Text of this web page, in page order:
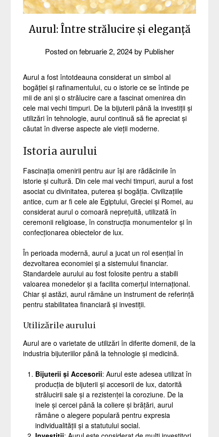
Aurul: Între strălucire și eleganță
Posted onfebruarie 2, 2024by Publisher
Aurul a fost întotdeauna considerat un simbol al
bogăției și rafinamentului, cu o istorie ce se întinde pe
mii de ani și o strălucire care a fascinat omenirea din
cele mai vechi timpuri. De la bijuterii până la investiții și
utilizări în tehnologie, aurul continuă să fie apreciat și
căutat în diverse aspecte ale vieții moderne.
Istoria aurului
Fascinația omenirii pentru aur își are rădăcinile în
istorie și cultură. Din cele mai vechi timpuri, aurul a fost
asociat cu divinitatea, puterea și bogăția. Civilizațiile
antice, cum ar fi cele ale Egiptului, Greciei și Romei, au
considerat aurul o comoară neprețuită, utilizată în
ceremonii religioase, în construcția monumentelor și în
confecționarea obiectelor de lux.
În perioada modernă, aurul a jucat un rol esențial în
dezvoltarea economiei și a sistemului financiar.
Standardele aurului au fost folosite pentru a stabili
valoarea monedelor și a facilita comerțul internațional.
Chiar și astăzi, aurul rămâne un instrument de referință
pentru stabilitatea financiară și investiții.
Utilizările aurului
Aurul are o varietate de utilizări în diferite domenii, de la
industria bijuteriilor până la tehnologie și medicină.
Bijuterii și Accesorii: Aurul este adesea utilizat în
producția de bijuterii și accesorii de lux, datorită
strălucirii sale și a rezistenței la coroziune. De la
inele și cercei până la coliere și brățări, aurul
rămâne o alegere populară pentru expresia
individualității și a statutului social.